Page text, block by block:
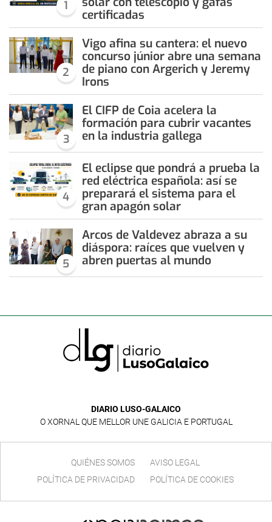
1
certificadas
2
Vigo afina su cantera: el nuevo
concurso júnior abre una semana
de piano con Argerich y Jeremy
Irons
3
El CIFP de Coia acelera la
formación para cubrir vacantes
en la industria gallega
4
El eclipse que pondrá a prueba la
red eléctrica española: así se
preparará el sistema para el
gran apagón solar
5
Arcos de Valdevez abraza a su
diáspora: raíces que vuelven y
abren puertas al mundo
DIARIO LUSO-GALAICO
O XORNAL QUE MELLOR UNE GALICIA E PORTUGAL
QUIÉNES SOMOS
AVISO LEGAL
POLÍTICA DE PRIVACIDAD
POLÍTICA DE COOKIES